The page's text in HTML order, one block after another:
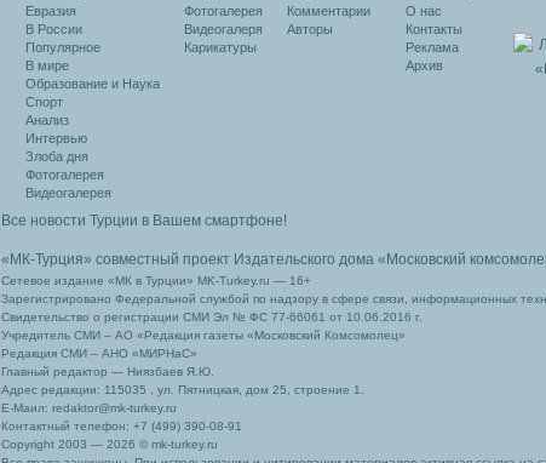
Евразия
В России
Популярное
В мире
Образование и Наука
Спорт
Анализ
Интервью
Злоба дня
Фотогалерея
Видеогалерея
Фотогалерея
Видеогалеря
Карикатуры
Комментарии
Авторы
О нас
Контакты
Реклама
Архив
Все новости Турции в Вашем смартфоне!
«МК-Турция» совместный проект Издательского дома «Московский
Сетевое издание «МК в Турции» MK-Turkey.ru — 16+
Зарегистрировано Федеральной службой по надзору в сфере связи, информационных
Свидетельство о регистрации СМИ Эл № ФС 77-66061 от 10.06.2016 г.
Учредитель СМИ – АО «Редакция газеты «Московский Комсомолец»
Редакция СМИ – АНО «МИРНаС»
Главный редактор — Ниязбаев Я.Ю.
Адрес редакции: 115035 , ул. Пятницкая, дом 25, строение 1.
Е-Маил: redaktor@mk-turkey.ru
Контактный телефон: +7 (499) 390-08-91
Copyright 2003 — 2026 © mk-turkey.ru